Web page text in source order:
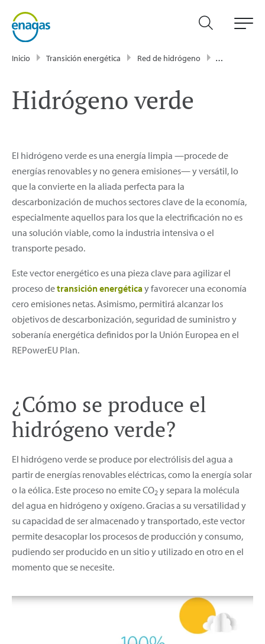
Inicio Transición energética Red de hidrógeno Hidrógeno
Hidrógeno verde
El hidrógeno verde es una energía limpia —procede de
energías renovables y no genera emisiones— y versátil, lo
que la convierte en la aliada perfecta para la
descarbonización de muchos sectores clave de la economía,
especialmente aquellos para los que la electrificación no es
una solución viable, como la industria intensiva o el
transporte pesado.
Este vector energético es una pieza clave para agilizar el
proceso detransición energéticay favorecer una economía
cero emisiones netas. Asimismo, permitirá alcanzar los
objetivos de descarbonización, seguridad de suministro y
soberanía energética definidos por la Unión Europea en el
REPowerEU Plan.
¿Cómo se produce el
hidrógeno verde?
El hidrógeno verde se produce por electrólisis del agua a
partir de energías renovables eléctricas, como la energía solar
o la eólica. Este proceso no emite CO2 y separa la molécula
del agua en hidrógeno y oxígeno. Gracias a su versatilidad y
su capacidad de ser almacenado y transportado, este vector
permite desacoplar los procesos de producción y consumo,
pudiendo ser producido en un sitio y utilizado en otro en el
momento que se necesite.